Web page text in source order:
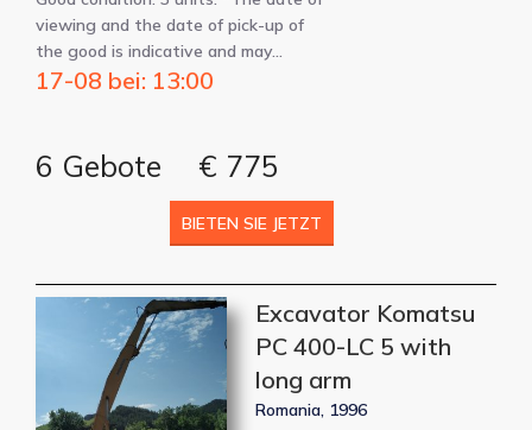
viewing and the date of pick-up of
the good is indicative and may…
17-08 bei: 13:00
6 Gebote € 775
BIETEN SIE JETZT
Excavator Komatsu
PC 400-LC 5 with
long arm
Romania, 1996